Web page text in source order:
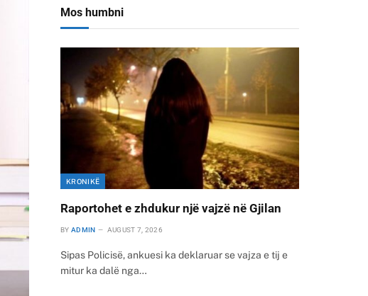
Mos humbni
KRONIKË
Raportohet e zhdukur një vajzë në Gjilan
BY ADMIN AUGUST 7, 2026
Sipas Policisë, ankuesi ka deklaruar se vajza e tij e
mitur ka dalë nga…